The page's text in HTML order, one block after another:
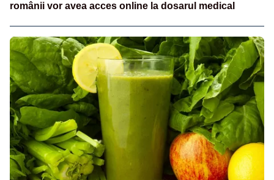
românii vor avea acces online la dosarul medical